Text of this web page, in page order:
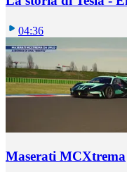
04:36
Maserati MCXtrema